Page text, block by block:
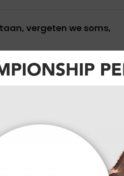
vergeten we soms,
de glimmende, historische
CHIO Rotterdam werden
stilzit, heeft het mis.
is prima. Ik geef nog
Soms ga ik nog naar een
op het wedstrijdterrein